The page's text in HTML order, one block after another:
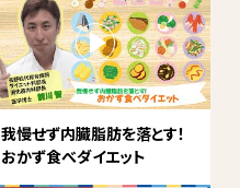
我慢せず内臓脂肪を落とす！
おかず食べダイエット